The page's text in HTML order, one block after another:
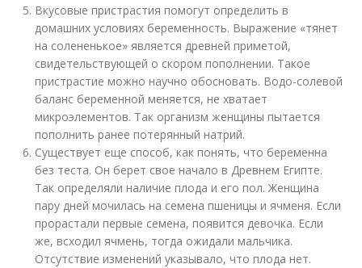
Вкусовые пристрастия помогут определить в
домашних условиях беременность. Выражение «тянет
на солененькое» является древней приметой,
свидетельствующей о скором пополнении. Такое
пристрастие можно научно обосновать. Водо-солевой
баланс беременной меняется, не хватает
микроэлементов. Так организм женщины пытается
пополнить ранее потерянный натрий.
Существует еще способ, как понять, что беременна
без теста. Он берет свое начало в Древнем Египте.
Так определяли наличие плода и его пол. Женщина
пару дней мочилась на семена пшеницы и ячменя. Если
прорастали первые семена, появится девочка. Если
же, всходил ячмень, тогда ожидали мальчика.
Отсутствие изменений указывало, что плода нет.